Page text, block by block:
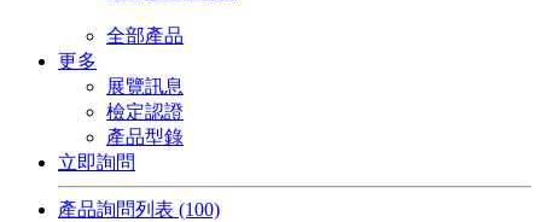
全部產品
更多
展覽訊息
檢定認證
產品型錄
立即詢問
產品詢問列表 (100)